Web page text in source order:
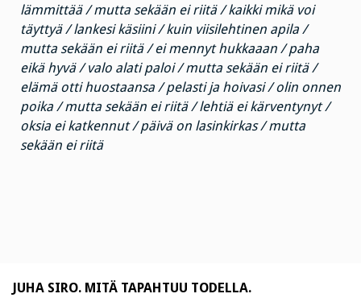
lämmittää / mutta sekään ei riitä / kaikki mikä voi
täyttyä / lankesi käsiini / kuin viisilehtinen apila /
mutta sekään ei riitä / ei mennyt hukkaaan / paha
eikä hyvä / valo alati paloi / mutta sekään ei riitä /
elämä otti huostaansa / pelasti ja hoivasi / olin onnen
poika / mutta sekään ei riitä / lehtiä ei kärventynyt /
oksia ei katkennut / päivä on lasinkirkas / mutta
sekään ei riitä
JUHA SIRO. MITÄ TAPAHTUU TODELLA.